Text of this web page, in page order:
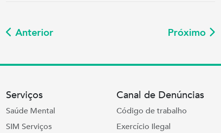
Anterior Próximo
Serviços
Saúde Mental
SIM Serviços
Canal de Denúncias
Código de trabalho
Exercício Ilegal